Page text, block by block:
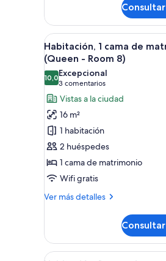
4)
1
cama
de
matrimonio
(Queen
-
Room
4)
Abrir
todas
las
fotos
de
Habitación,
cama
de
matrimonio,
vistas
a
(Queen
8
Habitación, 1 cama de
(Queen - Room 8)
10,010,0 de 10
Excepcional
3 comentarios
(3 comentarios)
Vistas a la ciudad
16 m²
1 habitación
2 huéspedes
1 cama de matrimonio
Wifi gratis
Ver más detalles
Más
1
cama
Abrir